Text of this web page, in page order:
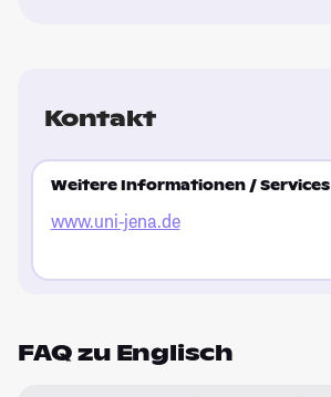
Kontakt
Weitere Informationen / Services
www.uni-jena.de
FAQ zu Englisch